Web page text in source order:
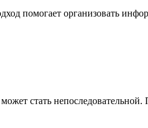
помогает организовать
стать непоследовательной.